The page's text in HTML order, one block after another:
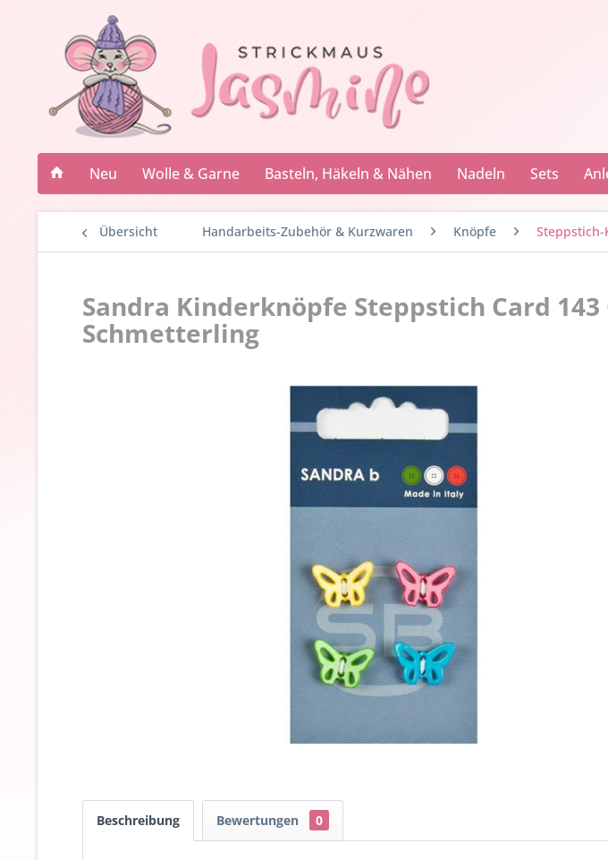
Neu Wolle & Garne Basteln, Häkeln & Nähen Nadeln Sets
Übersicht Handarbeits-Zubehör & Kurzwaren Knöpfe Steppstich-
Sandra Kinderknöpfe Steppstich Card
Schmetterling
Beschreibung Bewertungen 0